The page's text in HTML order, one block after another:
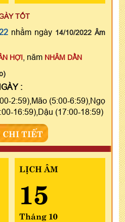
TỐT
nhằm ngày 14/10/2022 Âm
HỢI , năm NHÂM DẦN
:
2:59),Mão (5:00-6:59),Ngọ
16:59),Dậu (17:00-18:59)
CHI TIẾT
LỊCH ÂM
15
Tháng 10